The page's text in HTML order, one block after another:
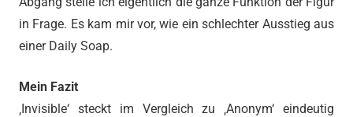
in Frage. Es kam mir vor, wie ein schlechter Ausstieg aus
einer Daily Soap.
Mein Fazit
‚Invisible‘ steckt im Vergleich zu ‚Anonym‘ eindeutig